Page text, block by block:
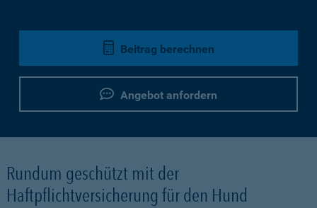
Beitrag berechnen
Angebot anfordern
Rundum geschützt mit der
Haftpflichtversicherung für den Hund